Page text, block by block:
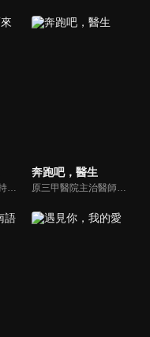
胸無大志的戚玥秉持著廢柴精神虛度光陰。不曾想某日從天而降一個25歲的兒子—戚爍，他來自未來並預告戚玥將因自己的“作死能力”而導致婚姻不幸、人生慘敗。為了避免一切重演，戚爍穿越回來幫她改寫命運。在兒子制定的廢柴老媽改造計劃下，戚玥與未來老公陸曉考上同一所大學，開啟戚玥的追夫之路。
奔跑吧，醫生
原三甲醫院主治醫師張弛因一起意外事件離開胸外科來到急救中心，和跟他行醫理念不合但是經驗豐富的急救醫生齊霽搭檔出車。急救中心的工作讓張弛應接不暇，各種突發狀況仍讓他暴露出“急救新人”的弱點，齊霽針對張弛表現出來的經驗不足毫不手軟，兩人成了一對歡喜冤家...